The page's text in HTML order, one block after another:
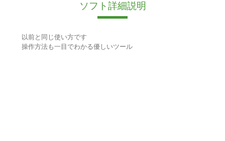
ソフト詳細説明
以前と同じ使い方です
操作方法も一目でわかる優しいツール